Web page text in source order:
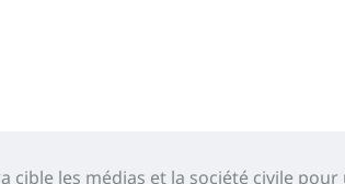
cible les médias et la société civile pour